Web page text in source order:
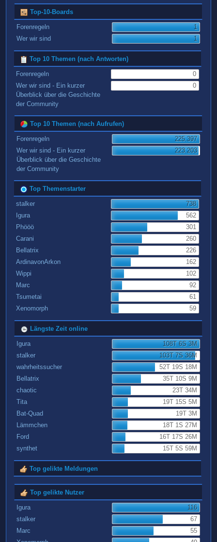
Top-10-Boards
Forenregeln
1
Wer wir sind
1
Top 10 Themen (nach Antworten)
Forenregeln
0
Wer wir sind - Ein kurzer
Überblick über die Geschichte
der Community
0
Top 10 Themen (nach Aufrufen)
Forenregeln
225.397
Wer wir sind - Ein kurzer
Überblick über die Geschichte
der Community
223.203
Top Themenstarter
stalker
738
Igura
562
Phööö
301
Carani
260
Bellatrix
226
ArdinavonArkon
162
Wippi
102
Marc
92
Tsumetai
61
Xenomorph
59
Längste Zeit online
Igura
108T 6S 3M
stalker
103T 7S 36M
wahrheitssucher
52T 19S 18M
Bellatrix
35T 10S 9M
chaotic
23T 34M
Tita
19T 15S 5M
Bat-Quad
19T 3M
Lämmchen
18T 1S 27M
Ford
16T 17S 26M
synthet
15T 5S 59M
Top gelikte Meldungen
Top gelikte Nutzer
Igura
116
stalker
67
Marc
55